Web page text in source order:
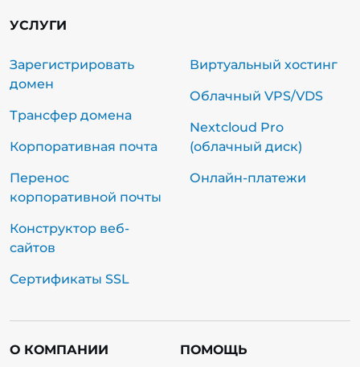
УСЛУГИ
Зарегистрировать
домен
Трансфер домена
Корпоративная почта
Перенос
корпоративной почты
Конструктор веб-
сайтов
Сертификаты SSL
Виртуальный хостинг
Облачный VPS/VDS
Nextcloud Pro
(облачный диск)
Онлайн-платежи
О КОМПАНИИ ПОМОЩЬ